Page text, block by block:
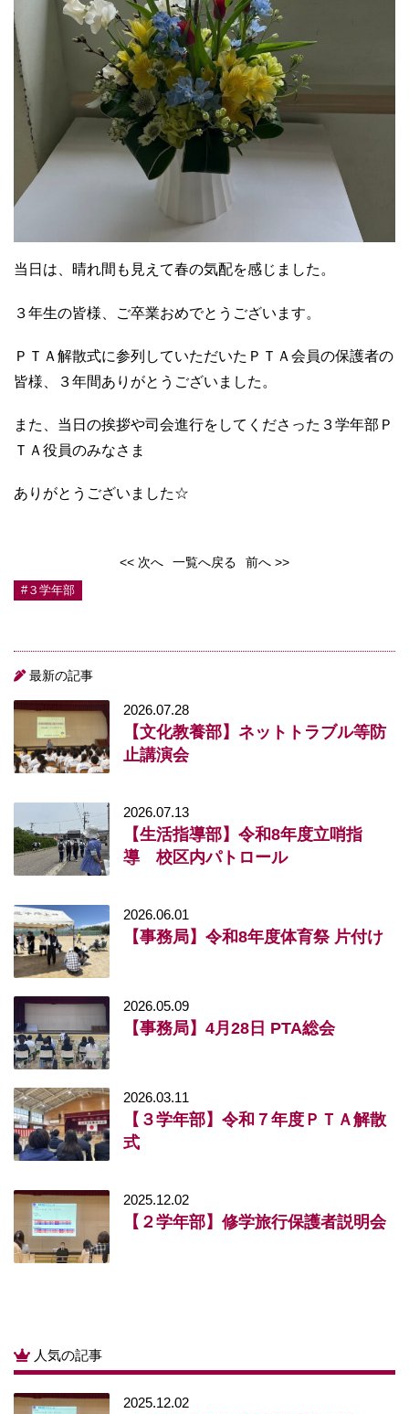
当日は、晴れ間も見えて春の気配を感じました。
３年生の皆様、ご卒業おめでとうございます。
ＰＴＡ解散式に参列していただいたＰＴＡ会員の保護者の
皆様、３年間ありがとうございました。
また、当日の挨拶や司会進行をしてくださった３学年部Ｐ
ＴＡ役員のみなさま
ありがとうございました☆
<< 次へ 一覧へ戻る 前へ >>
#３学年部
最新の記事
2026.07.28
【文化教養部】ネットトラブル等防
止講演会
2026.07.13
【生活指導部】令和8年度立哨指
導 校区内パトロール
2026.06.01
【事務局】令和8年度体育祭 片付け
2026.05.09
【事務局】4月28日 PTA総会
2026.03.11
【３学年部】令和７年度ＰＴＡ解散
式
2025.12.02
【２学年部】修学旅行保護者説明会
人気の記事
2025.12.02